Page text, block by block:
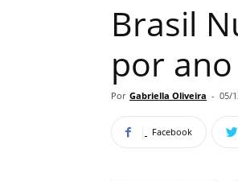
Brasil
por
Por Gabriella Oliveira - 05/
Facebook